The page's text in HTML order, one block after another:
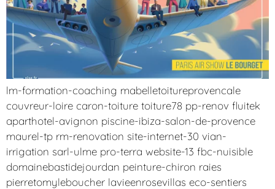
lm-formation-coaching mabelletoitureprovencale
couvreur-loire caron-toiture toiture78 pp-renov fluitek
aparthotel-avignon piscine-ibiza-salon-de-provence
maurel-tp rm-renovation site-internet-30 vian-
irrigation sarl-ulme pro-terra website-13 fbc-nuisible
domainebastidejourdan peinture-chiron raies
pierretomyleboucher lavieenrosevillas eco-sentiers